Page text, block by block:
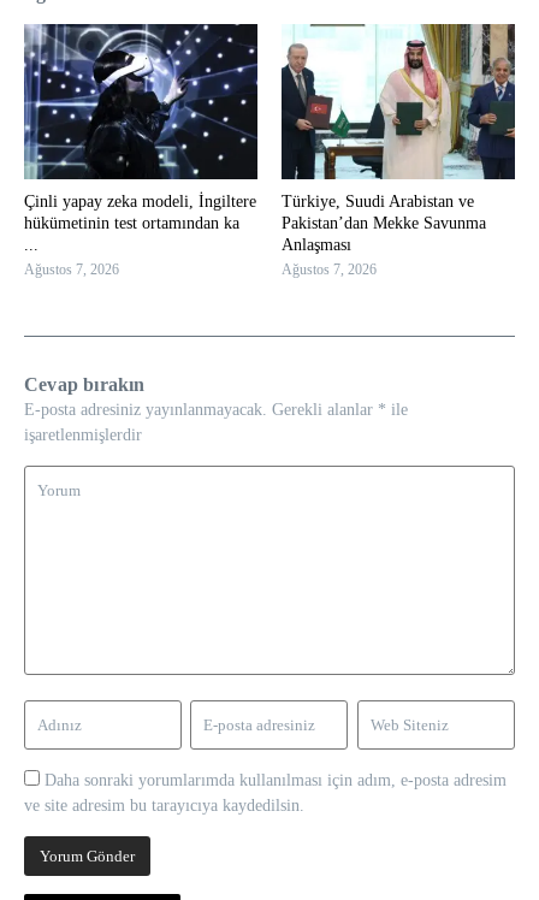
Çinli yapay zeka modeli, İngiltere
hükümetinin test ortamından ka
Ağustos 7, 2026
Türkiye, Suudi Arabistan ve
Pakistan’dan Mekke Savunma
Anlaşması
Ağustos 7, 2026
Cevap bırakın
E-posta adresiniz yayınlanmayacak. Gerekli alanlar * ile
işaretlenmişlerdir
Daha sonraki yorumlarımda kullanılması için adım, e-posta adresim
ve site adresim bu tarayıcıya kaydedilsin.